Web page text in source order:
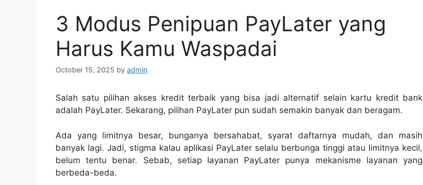
3 Modus Penipuan PayLater yang
Harus Kamu Waspadai
October 15, 2025 by admin
Salah satu pilihan akses kredit terbaik yang bisa jadi alternatif selain kartu kredit bank
adalah PayLater. Sekarang, pilihan PayLater pun sudah semakin banyak dan beragam.
Ada yang limitnya besar, bunganya bersahabat, syarat daftarnya mudah, dan masih
banyak lagi. Jadi, stigma kalau aplikasi PayLater selalu berbunga tinggi atau limitnya kecil,
belum tentu benar. Sebab, setiap layanan PayLater punya mekanisme layanan yang
berbeda-beda.